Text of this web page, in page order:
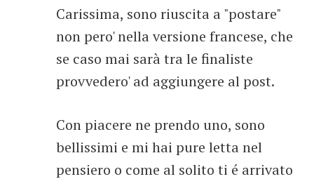
Carissima, sono riuscita a "postare"
non pero' nella versione francese, che
se caso mai sarà tra le finaliste
provvedero' ad aggiungere al post.
Con piacere ne prendo uno, sono
bellissimi e mi hai pure letta nel
pensiero o come al solito ti é arrivato